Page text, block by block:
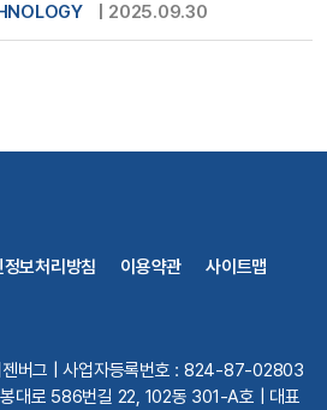
2025.09.30
정보처리방침 이용약관 사이트맵
젠버그 | 사업자등록번호 : 824-87-02803
대로 586번길 22, 102동 301-A호 | 대표